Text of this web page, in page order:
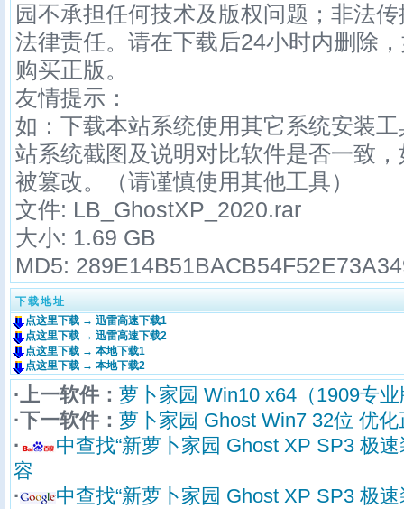
园不承担任何技术及版权问题；非法
法律责任。请在下载后24小时内删除
购买正版。
友情提示：
如：下载本站系统使用其它系统安装
站系统截图及说明对比软件是否一致
被篡改。（请谨慎使用其他工具）
文件: LB_GhostXP_ 2020.rar
大小: 1.69 GB
MD5:
下载地址
点这里下载 → 迅雷高速下载1
点这里下载 → 迅雷高速下载2
点这里下载 → 本地下载1
点这里下载 → 本地下载2
·上一软件： 萝卜家园 Win10 x64（1909专
·下一软件： 萝卜家园 Ghost Win7 32位 优
·
中查找“新萝卜家园 Ghost XP SP3 极
容
·
中查找“新萝卜家园 Ghost XP SP3 极